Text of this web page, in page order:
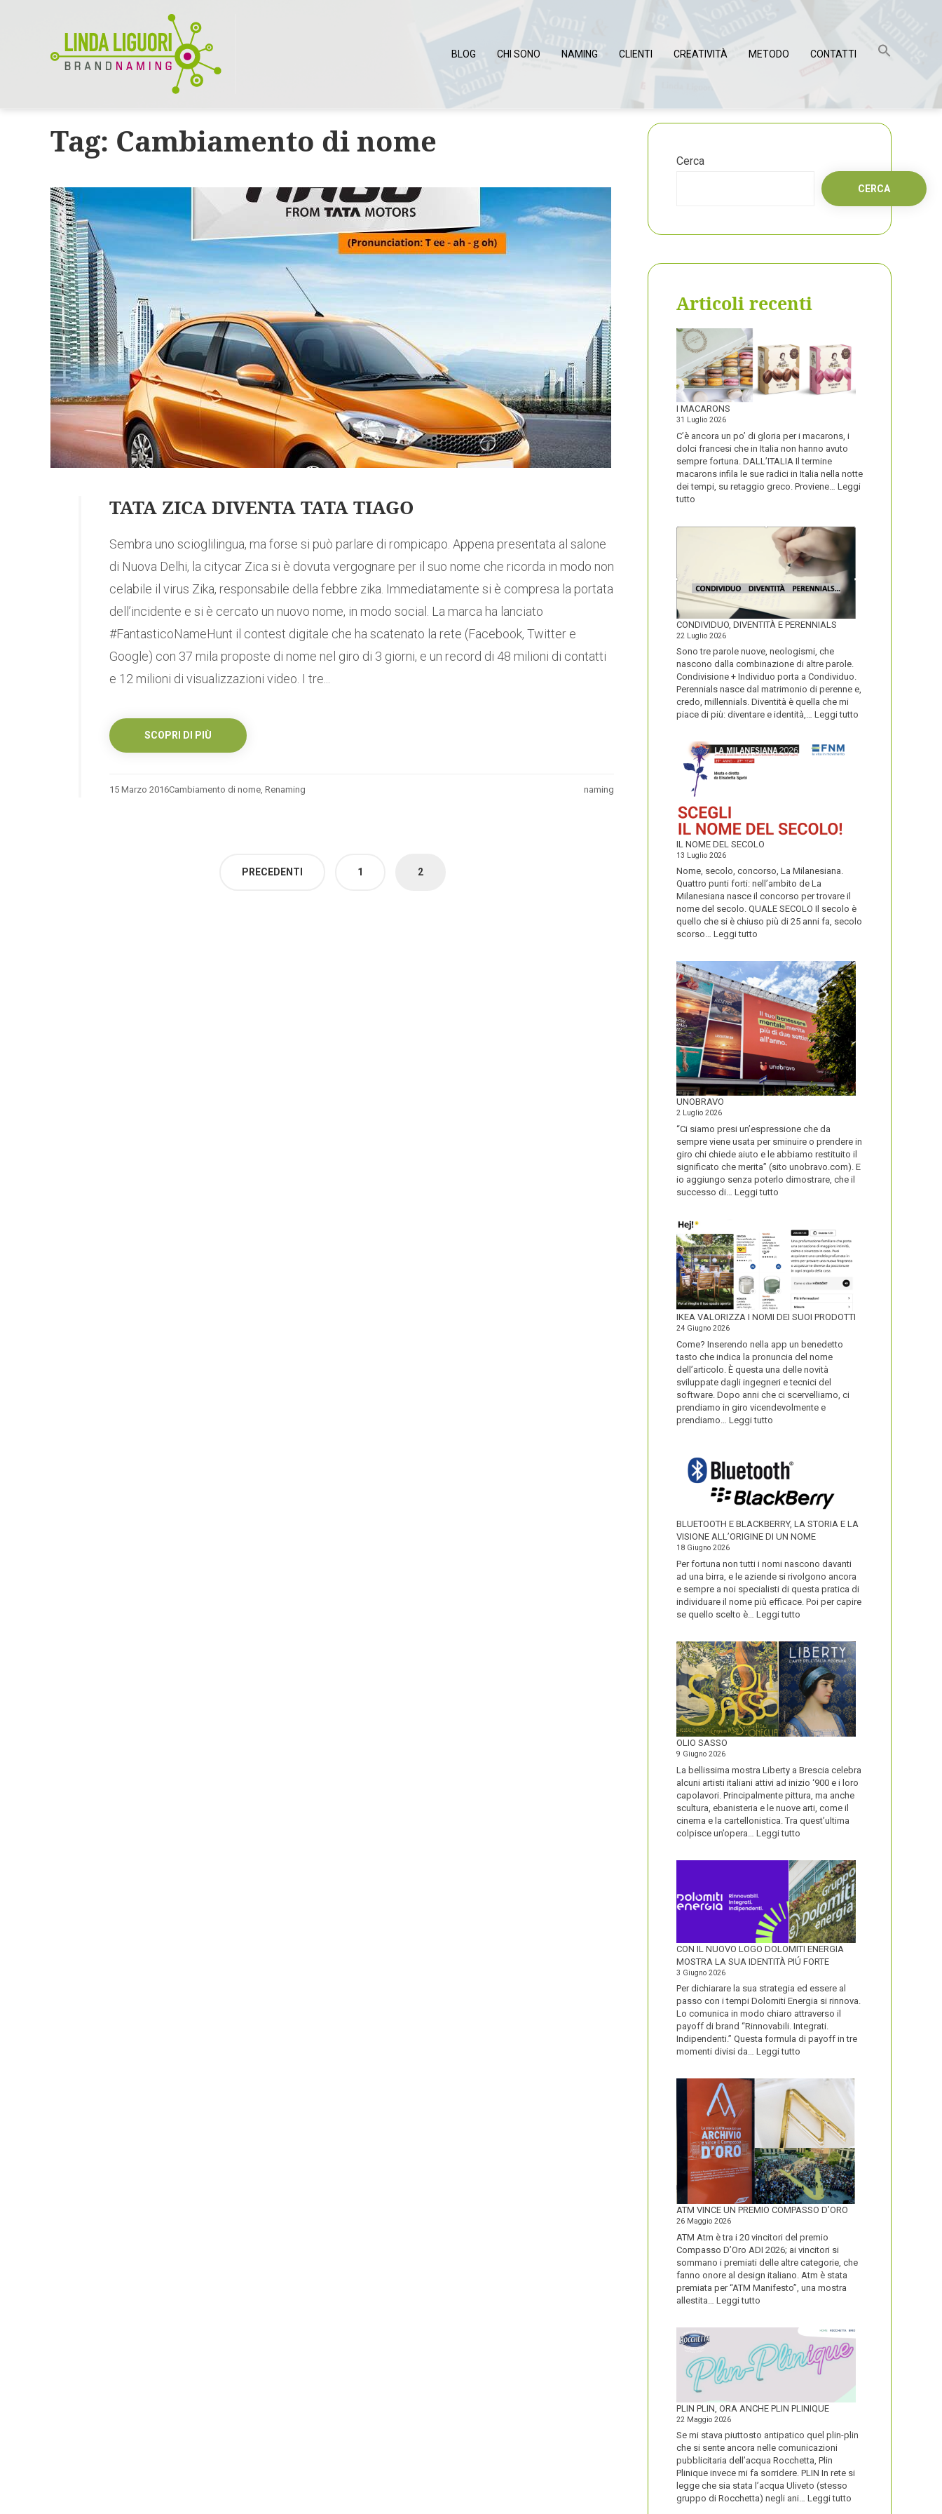
BLOG CHI SONO NAMING CLIENTI CREATIVITÀ METODO CONTATTI
Tag: Cambiamento di nome
TATA ZICA DIVENTA TATA TIAGO
Sembra uno scioglilingua, ma forse si può parlare di rompicapo. Appena presentata al salone
di Nuova Delhi, la citycar Zica si è dovuta vergognare per il suo nome che ricorda in modo non
celabile il virus Zika, responsabile della febbre zika. Immediatamente si è compresa la portata
dell’incidente e si è cercato un nuovo nome, in modo social. La marca ha lanciato
#FantasticoNameHunt il contest digitale che ha scatenato la rete (Facebook, Twitter e
Google) con 37 mila proposte di nome nel giro di 3 giorni, e un record di 48 milioni di contatti
e 12 milioni di visualizzazioni video. I tre...
SCOPRI DI PIÙ
15 Marzo 2016 naming
Cambiamento di nome, Renaming
PRECEDENTI 1 2
Cerca
CERCA
Articoli recenti
I MACARONS
31 Luglio 2026
C’è ancora un po’ di gloria per i macarons, i
dolci francesi che in Italia non hanno avuto
sempre fortuna. DALL’ITALIA Il termine
macarons infila le sue radici in Italia nella notte
dei tempi, su retaggio greco. Proviene… Leggi
tutto
CONDIVIDUO, DIVENTITÀ E PERENNIALS
22 Luglio 2026
Sono tre parole nuove, neologismi, che
nascono dalla combinazione di altre parole.
Condivisione + Individuo porta a Condividuo.
Perennials nasce dal matrimonio di perenne e,
credo, millennials. Diventità è quella che mi
piace di più: diventare e identità,… Leggi tutto
IL NOME DEL SECOLO
13 Luglio 2026
Nome, secolo, concorso, La Milanesiana.
Quattro punti forti: nell’ambito de La
Milanesiana nasce il concorso per trovare il
nome del secolo. QUALE SECOLO Il secolo è
quello che si è chiuso più di 25 anni fa, secolo
scorso… Leggi tutto
NOME
DEL
SECOLO
UNOBRAVO
2 Luglio 2026
“Ci siamo presi un’espressione che da
sempre viene usata per sminuire o prendere in
giro chi chiede aiuto e le abbiamo restituito il
significato che merita” (sito unobravo.com). E
io aggiungo senza poterlo dimostrare, che il
successo di… Leggi tutto
IKEA VALORIZZA I NOMI DEI SUOI PRODOTTI
24 Giugno 2026
Come? Inserendo nella app un benedetto
tasto che indica la pronuncia del nome
dell’articolo. È questa una delle novità
sviluppate dagli ingegneri e tecnici del
software. Dopo anni che ci scervelliamo, ci
prendiamo in giro vicendevolmente e
prendiamo… Leggi tutto
NOMI
DEI
SUOI
PRODOTTI
BLUETOOTH E BLACKBERRY, LA STORIA E LA
VISIONE ALL’ORIGINE DI UN NOME
18 Giugno 2026
Per fortuna non tutti i nomi nascono davanti
ad una birra, e le aziende si rivolgono ancora
e sempre a noi specialisti di questa pratica di
individuare il nome più efficace. Poi per capire
se quello scelto è… Leggi tutto
BLACKBERRY,
LA
STORIA
E
LA
VISIONE
ALL’ORIGINE
DI
NOME
OLIO SASSO
9 Giugno 2026
La bellissima mostra Liberty a Brescia celebra
alcuni artisti italiani attivi ad inizio ‘900 e i loro
capolavori. Principalmente pittura, ma anche
scultura, ebanisteria e le nuove arti, come il
cinema e la cartellonistica. Tra quest’ultima
colpisce un’opera… Leggi tutto
CON IL NUOVO LOGO DOLOMITI ENERGIA
MOSTRA LA SUA IDENTITÀ PIÚ FORTE
3 Giugno 2026
Per dichiarare la sua strategia ed essere al
passo con i tempi Dolomiti Energia si rinnova.
Lo comunica in modo chiaro attraverso il
payoff di brand “Rinnovabili. Integrati.
Indipendenti.” Questa formula di payoff in tre
momenti divisi da… Leggi tutto
LOGO
DOLOMITI
ENERGIA
MOSTRA
LA
SUA
IDENTITÀ
PIÚ
FORTE
ATM VINCE UN PREMIO COMPASSO D’ORO
26 Maggio 2026
ATM Atm è tra i 20 vincitori del premio
Compasso D’Oro ADI 2026; ai vincitori si
sommano i premiati delle altre categorie, che
fanno onore al design italiano. Atm è stata
premiata per “ATM Manifesto”, una mostra
allestita… Leggi tutto
PREMIO
COMPASSO
D’ORO
PLIN PLIN, ORA ANCHE PLIN PLINIQUE
22 Maggio 2026
Se mi stava piuttosto antipatico quel plin-plin
che si sente ancora nelle comunicazioni
pubblicitaria dell’acqua Rocchetta, Plin
Plinique invece mi fa sorridere. PLIN In rete si
legge che sia stata l’acqua Uliveto (stesso
gruppo di Rocchetta) negli ani… Leggi tutto